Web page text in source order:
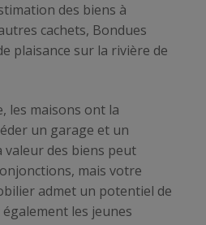
des biens à
cachets, Bondues
plaisance sur la rivière de
les maisons ont la
un garage et un
des biens peut
mais votre
admet un potentiel de
les jeunes